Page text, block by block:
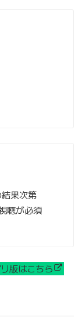
果次第
聴が必須
版はこちら